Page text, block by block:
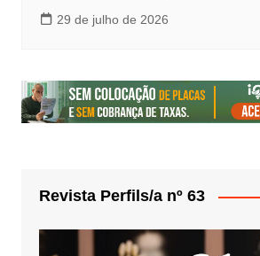
29 de julho de 2026
Revista Perfils/a nº 63